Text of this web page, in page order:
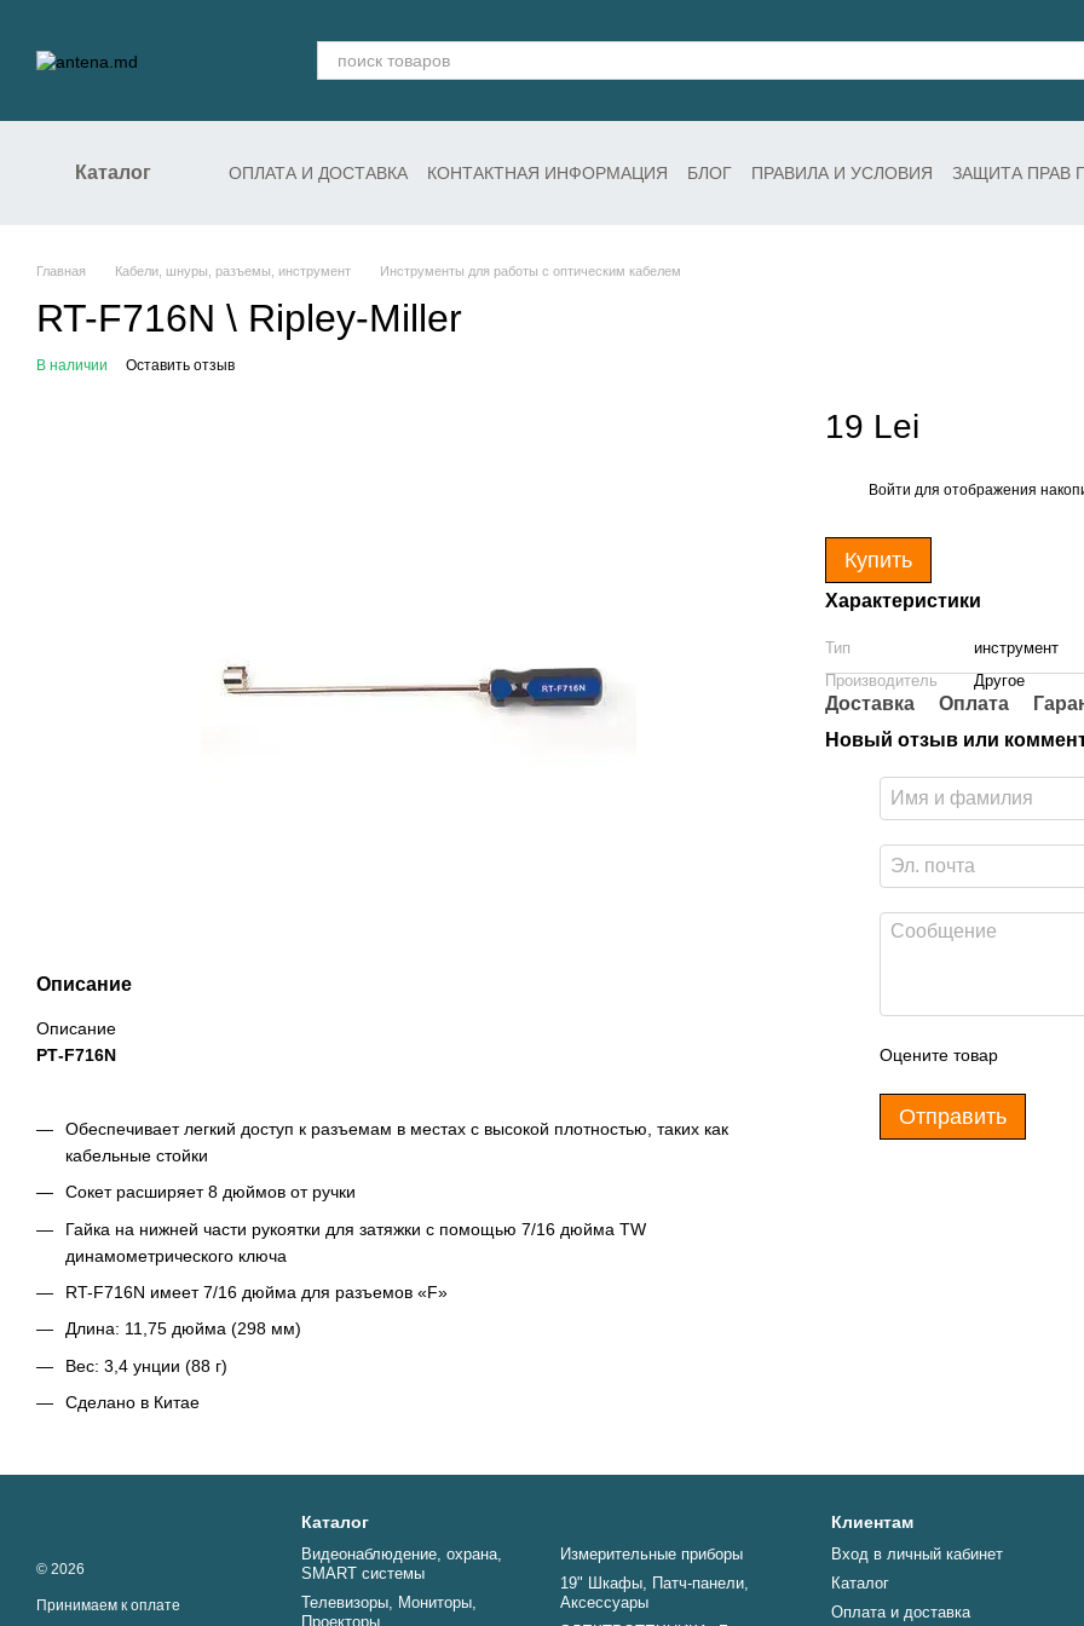
Каталог ОПЛАТА И ДОСТАВКА КОНТАКТНАЯ ИНФОРМАЦИЯ БЛОГ ПРАВИЛА И УСЛОВИЯ
ЗАЩИТА ПРАВ
Главная Кабели, шнуры, разъемы, инструмент Инструменты для работы с оптическим кабелем
RT-F716N \ Ripley-Miller
В наличии Оставить отзыв
Описание
Описание
РТ-F716N
Обеспечивает легкий доступ к разъемам в местах с высокой плотностью, таких как
кабельные стойки
Сокет расширяет 8 дюймов от ручки
Гайка на нижней части рукоятки для затяжки с помощью 7/16 дюйма TW
динамометрического ключа
RT-F716N имеет 7/16 дюйма для разъемов «F»
Длина: 11,75 дюйма (298 мм)
Вес: 3,4 унции (88 г)
Сделано в Китае
19 Lei
Войти для отображения
Купить
Характеристики
Тип
инструмент
Производитель
Другое
Доставка Оплата
Новый отзыв или
Оцените товар
Отправить
© 2026
Принимаем к оплате
Каталог
Видеонаблюдение, охрана,
SMART системы
Телевизоры, Мониторы,
Проекторы
Измерительные приборы
19" Шкафы, Патч-панели,
Аксессуары
Клиентам
Вход в личный кабинет
Каталог
Оплата и доставка